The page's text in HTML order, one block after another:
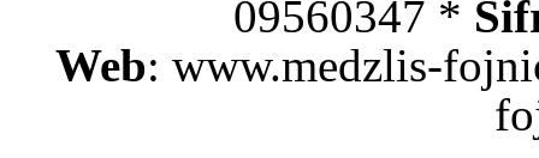
09560347 *
Web: www.medzlis-